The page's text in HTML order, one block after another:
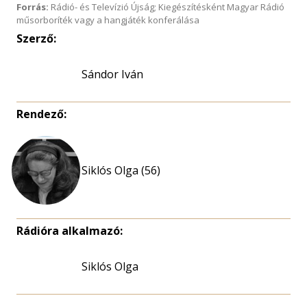
Forrás: Rádió- és Televízió Újság; Kiegészítésként Magyar Rádió
műsorboríték vagy a hangjáték konferálása
Szerző:
Sándor Iván
Rendező:
Siklós Olga (56)
Rádióra alkalmazó:
Siklós Olga